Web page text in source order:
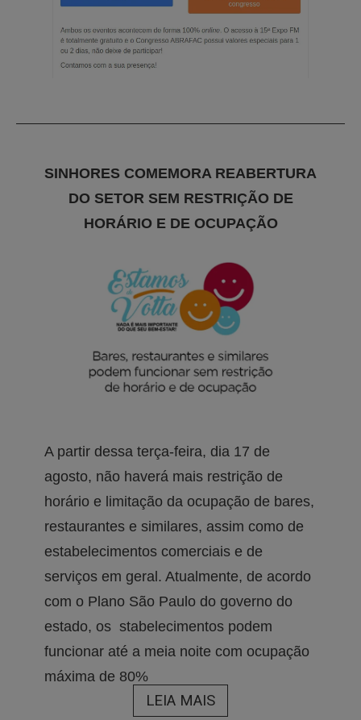
SINHORES COMEMORA REABERTURA
DO SETOR SEM RESTRIÇÃO DE
HORÁRIO E DE OCUPAÇÃO
A partir dessa terça-feira, dia 17 de
agosto, não haverá mais restrição de
horário e limitação da ocupação de bares,
restaurantes e similares, assim como de
estabelecimentos comerciais e de
serviços em geral. Atualmente, de acordo
com o Plano São Paulo do governo do
estado, os stabelecimentos podem
funcionar até a meia noite com ocupação
máxima de 80%
LEIA MAIS